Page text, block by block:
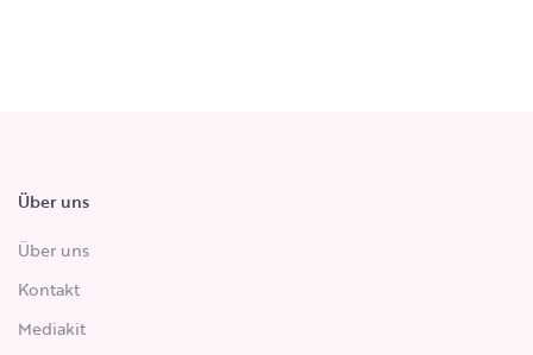
Über uns
Über uns
Kontakt
Mediakit